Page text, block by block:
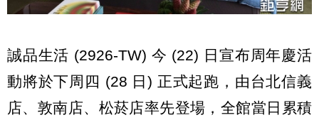
誠品生活 (2926-TW) 今 (22) 日宣布周年慶活
動將於下周四 (28 日) 正式起跑，由台北信義
店、敦南店、松菸店率先登場，全館當日累積